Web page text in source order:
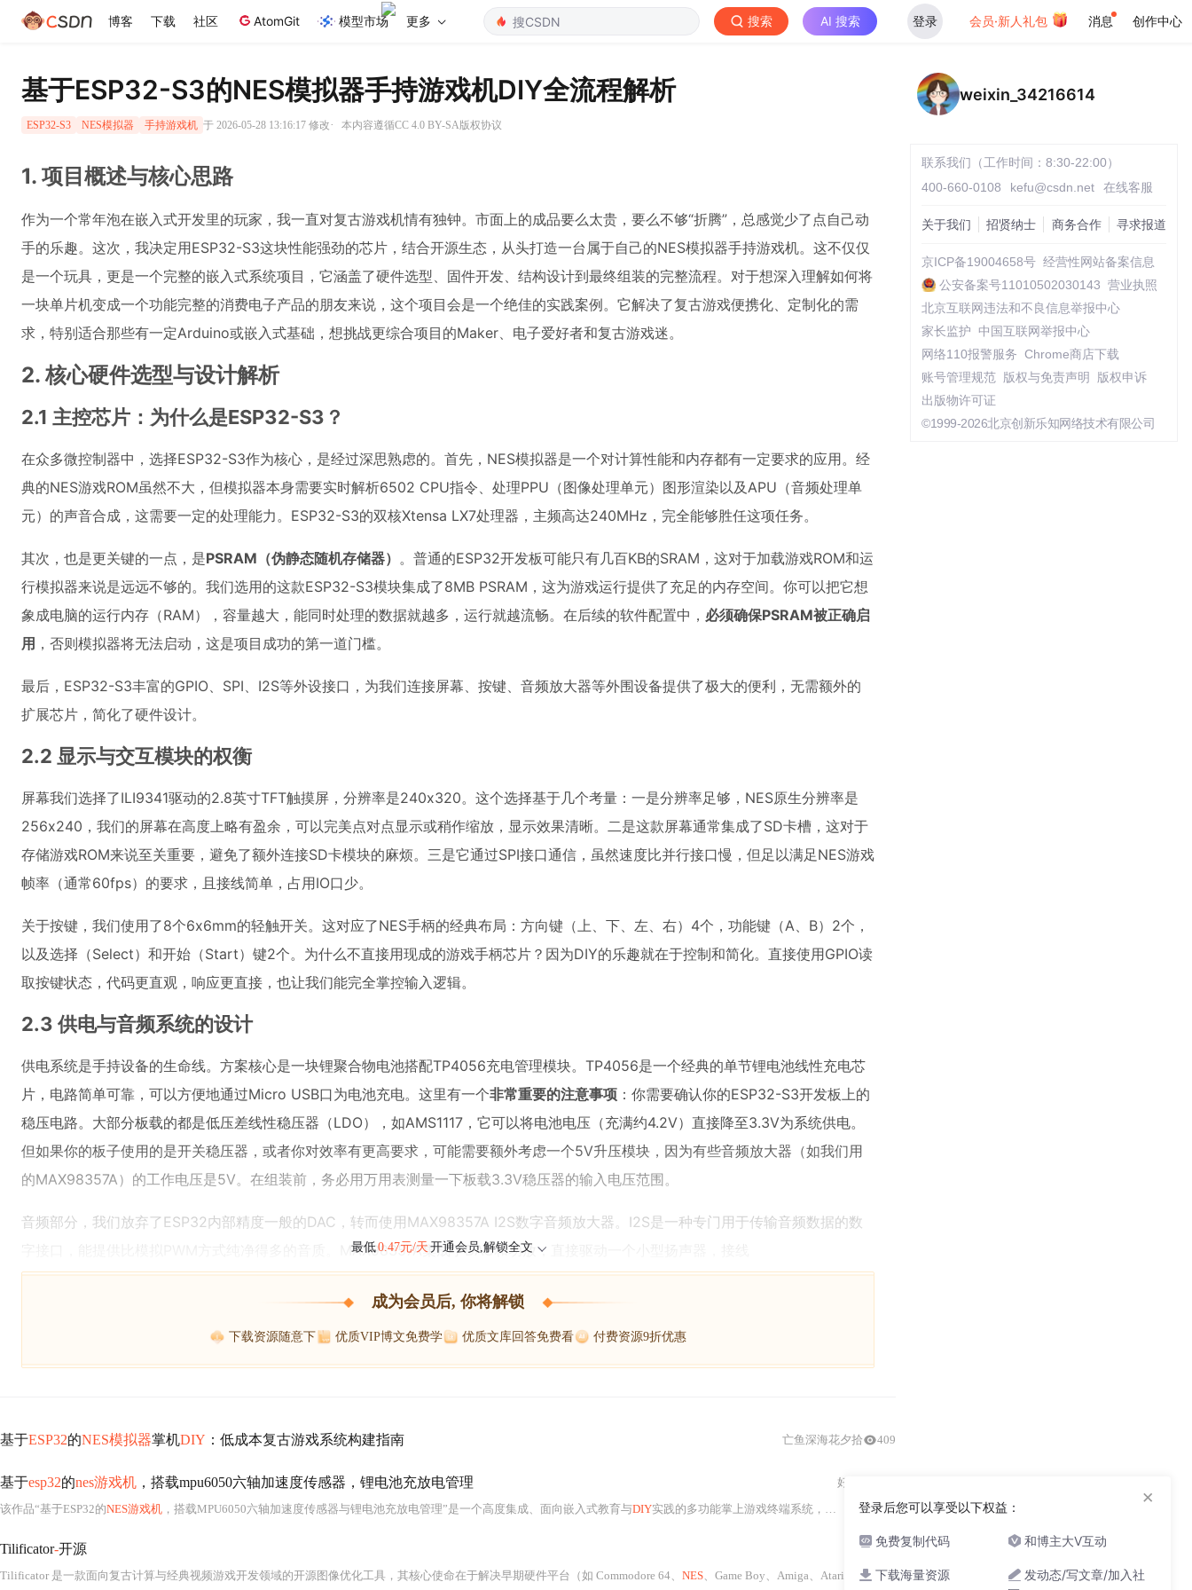
博客 下载 社区 AtomGit 模型市场 更多 搜索 AI 搜索 登录 会员·新人礼包 消息 创作中心
基于ESP32-S3的NES模拟器手持游戏机DIY全流程解析
ESP32-S3 NES模拟器 手持游戏机 于 2026-05-28 13:16:17 修改· 本内容遵循CC 4.0 BY-SA版权协议
1. 项目概述与核心思路
作为一个常年泡在嵌入式开发里的玩家，我一直对复古游戏机情有独钟。市面上的成品要么太贵，要么不够“折腾”，总感觉少了点自己动
手的乐趣。这次，我决定用ESP32-S3这块性能强劲的芯片，结合开源生态，从头打造一台属于自己的NES模拟器手持游戏机。这不仅仅
是一个玩具，更是一个完整的嵌入式系统项目，它涵盖了硬件选型、固件开发、结构设计到最终组装的完整流程。对于想深入理解如何将
一块单片机变成一个功能完整的消费电子产品的朋友来说，这个项目会是一个绝佳的实践案例。它解决了复古游戏便携化、定制化的需
求，特别适合那些有一定Arduino或嵌入式基础，想挑战更综合项目的Maker、电子爱好者和复古游戏迷。
2. 核心硬件选型与设计解析
2.1 主控芯片：为什么是ESP32-S3？
在众多微控制器中，选择ESP32-S3作为核心，是经过深思熟虑的。首先，NES模拟器是一个对计算性能和内存都有一定要求的应用。经
典的NES游戏ROM虽然不大，但模拟器本身需要实时解析6502 CPU指令、处理PPU（图像处理单元）图形渲染以及APU（音频处理单
元）的声音合成，这需要一定的处理能力。ESP32-S3的双核Xtensa LX7处理器，主频高达240MHz，完全能够胜任这项任务。
其次，也是更关键的一点，是PSRAM（伪静态随机存储器） 。普通的ESP32开发板可能只有几百KB的SRAM，这对于加载游戏ROM和运
行模拟器来说是远远不够的。我们选用的这款ESP32-S3模块集成了8MB PSRAM，这为游戏运行提供了充足的内存空间。你可以把它想
象成电脑的运行内存（RAM），容量越大，能同时处理的数据就越多，运行就越流畅。在后续的软件配置中， 必须确保PSRAM被正确启
用 ，否则模拟器将无法启动，这是项目成功的第一道门槛。
最后，ESP32-S3丰富的GPIO、SPI、I2S等外设接口，为我们连接屏幕、按键、音频放大器等外围设备提供了极大的便利，无需额外的
扩展芯片，简化了硬件设计。
2.2 显示与交互模块的权衡
屏幕我们选择了ILI9341驱动的2.8英寸TFT触摸屏，分辨率是240x320。这个选择基于几个考量：一是分辨率足够，NES原生分辨率是
256x240，我们的屏幕在高度上略有盈余，可以完美点对点显示或稍作缩放，显示效果清晰。二是这款屏幕通常集成了SD卡槽，这对于
存储游戏ROM来说至关重要，避免了额外连接SD卡模块的麻烦。三是它通过SPI接口通信，虽然速度比并行接口慢，但足以满足NES游戏
帧率（通常60fps）的要求，且接线简单，占用IO口少。
关于按键，我们使用了8个6x6mm的轻触开关。这对应了NES手柄的经典布局：方向键（上、下、左、右）4个，功能键（A、B）2个，
以及选择（Select）和开始（Start）键2个。为什么不直接用现成的游戏手柄芯片？因为DIY的乐趣就在于控制和简化。直接使用GPIO读
取按键状态，代码更直观，响应更直接，也让我们能完全掌控输入逻辑。
2.3 供电与音频系统的设计
供电系统是手持设备的生命线。方案核心是一块锂聚合物电池搭配TP4056充电管理模块。TP4056是一个经典的单节锂电池线性充电芯
片，电路简单可靠，可以方便地通过Micro USB口为电池充电。这里有一个非常重要的注意事项 ：你需要确认你的ESP32-S3开发板上的
稳压电路。大部分板载的都是低压差线性稳压器（LDO），如AMS1117，它可以将电池电压（充满约4.2V）直接降至3.3V为系统供电。
但如果你的板子使用的是开关稳压器，或者你对效率有更高要求，可能需要额外考虑一个5V升压模块，因为有些音频放大器（如我们用
的MAX98357A）的工作电压是5V。在组装前，务必用万用表测量一下板载3.3V稳压器的输入电压范围。
音频部分，我们放弃了ESP32内部精度一般的DAC，转而使用MAX98357A I2S数字音频放大器。I2S是一种专门用于传输音频数据的数
字接口，能提供比模拟PWM方式纯净得多的音质。MAX98357A集成了DAC和功放，直接驱动一个小型扬声器，接线
最低0.47元/天 开通会员,解锁全文
成为会员后, 你将解锁
下载资源随意下 优质VIP博文免费学 优质文库回答免费看 付费资源9折优惠
基于ESP32的NES模拟器掌机DIY ：低成本复古游戏系统构建指南 亡鱼深海花夕拾 409
基于esp32的nes游戏机 ，搭载mpu6050六轴加速度传感器，锂电池充放电管理
该作品“基于ESP32的NES游戏机 ，搭载MPU6050六轴加速度传感器与锂电池充放电管理”是一个高度集成、面向嵌入式教育与DIY实践的多功能掌上游戏终端系统，其技术内涵覆盖了现代嵌入式系统开发的多个核心维度。首先，从主控平台来看，
好家伙VCC
Tilificator-开源
Tilificator 是一款面向复古计算与经典视频游戏开发领域的开源图像优化工具，其核心使命在于解决早期硬件平台（如 Commodore 64、 NES、Game Boy、Amiga、Atari ST 等）在图形渲染过程中所面临的根本性限制——即硬件精灵（Hardware Sprite）资源的严格约束。所谓“硬件精灵”，是指由图形芯片（如 VIC
任念辰
weixin_34216614
联系我们（工作时间：8:30-22:00）
400-660-0108
kefu@csdn.net 在线客服
关于我们 招贤纳士 商务合作 寻求报道
京ICP备19004658号 经营性网站备案信息
公安备案号11010502030143 营业执照
北京互联网违法和不良信息举报中心
家长监护
中国互联网举报中心
网络110报警服务 Chrome商店下载
账号管理规范
版权与免责声明
版权申诉
出版物许可证
©1999-2026北京创新乐知网络技术有限公司
登录后您可以享受以下权益：
免费复制代码 和博主大V互动
下载海量资源
发动态/写文章/加入社
×